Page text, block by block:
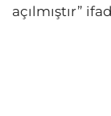
açılmıştır”